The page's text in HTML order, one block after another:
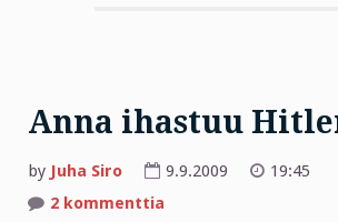
Anna ihastuu
by Juha Siro 9.9.2009
19:45
2 kommenttia